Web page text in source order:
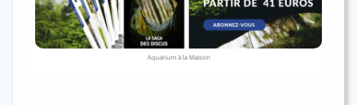
Aquarium à la Maison